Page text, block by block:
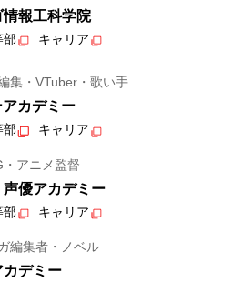
報工科学院
部 キャリア
集・VTuber・歌い手
カデミー
部 キャリア
アニメ監督
優アカデミー
部 キャリア
編集者・ノベル
デミー